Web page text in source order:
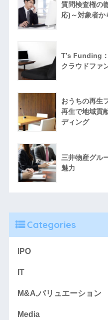
質問検査権の
応)～対象者か
T’s Funding
クラウドファ
おうちの再生
再生で地域貢
ディング
三井物産グル
魅力
Categories
IPO
IT
M&A,バリュエーション
Media